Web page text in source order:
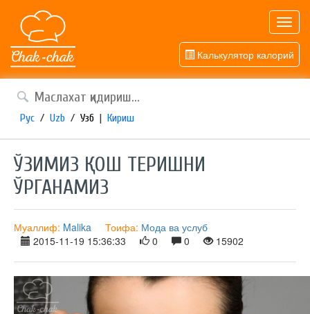
Калькулятор калорий
Рус / Uzb / Узб | Кириш
ЎЗИМИЗ ҚОШ ТЕРИШНИ
ЎРГАНАМИЗ
Муаллиф: Malika Тоифа: Мода ва услуб
2015-11-19 15:36:33
0 0 15902